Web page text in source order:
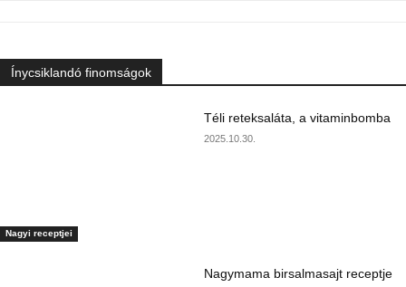
Ínycsiklandó finomságok
Nagyi receptjei
Téli reteksaláta, a vitaminbomba
2025.10.30.
Nagymama birsalmasajt receptje